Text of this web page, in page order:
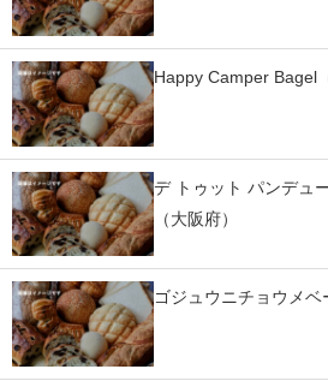
Happy Camper Bagel
デ トゥット パンデュ
（大阪府）
ゴジュウニチョウメベ